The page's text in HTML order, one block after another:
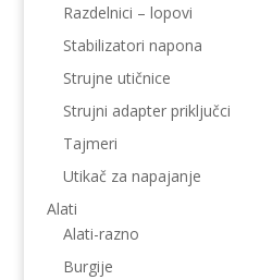
Razdelnici – lopovi
Stabilizatori napona
Strujne utičnice
Strujni adapter priključci
Tajmeri
Utikač za napajanje
Alati
Alati-razno
Burgije